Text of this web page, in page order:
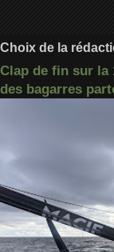
Choix de la
Clap de fin sur la
des bagarres